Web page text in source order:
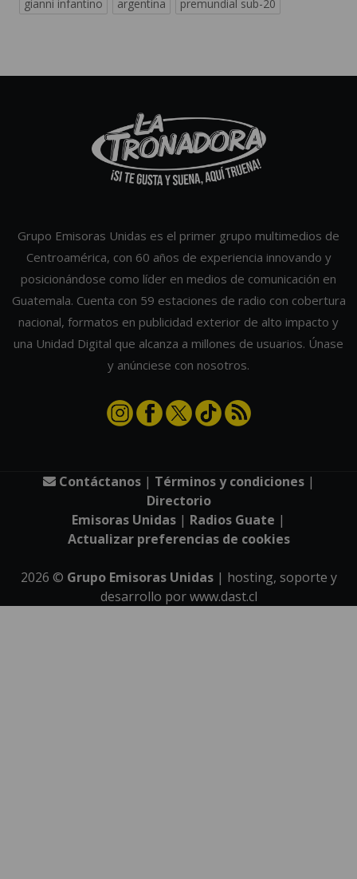
gianni infantino
argentina premundial sub-20
Grupo Emisoras Unidas es el primer grupo multimedios de
Centroamérica, con 60 años de experiencia innovando y
posicionándose como líder en medios de comunicación en
Guatemala. Cuenta con 59 estaciones de radio con cobertura
nacional, formatos en publicidad exterior de alto impacto y
una Unidad Digital que alcanza a millones de usuarios. Únase
y anúnciese con nosotros.
Contáctanos| Términos y condiciones|
Directorio
Emisoras Unidas | Radios Guate |
Actualizar preferencias de cookies
2026 © Grupo Emisoras Unidas| hosting, soporte y
desarrollo porwww.dast.cl